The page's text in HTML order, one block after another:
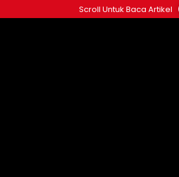
ke
Scroll Untuk Baca Artikel